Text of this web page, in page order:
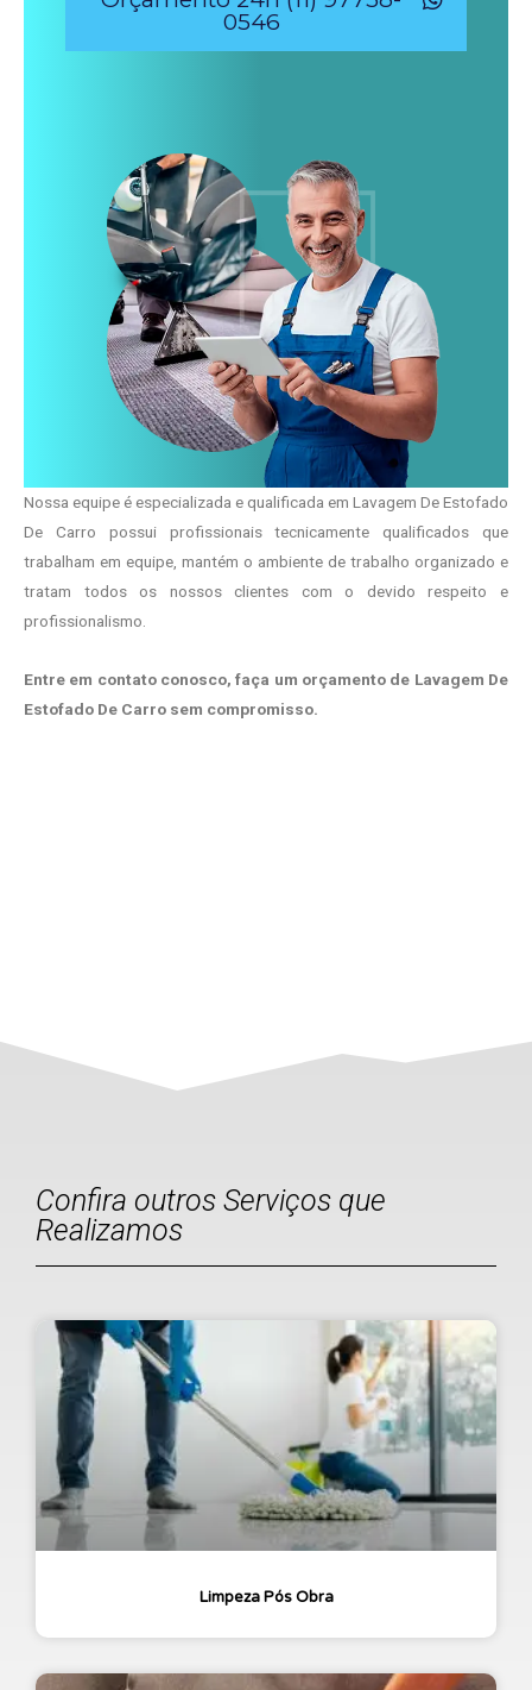
0546
Nossa equipe é especializada e qualificada em Lavagem De Estofado
De Carro possui profissionais tecnicamente qualificados que
trabalham em equipe, mantém o ambiente de trabalho organizado e
tratam todos os nossos clientes com o devido respeito e
profissionalismo.
Entre em contato conosco, faça um orçamento de Lavagem De
Estofado De Carro sem compromisso.
Confira outros Serviços que
Realizamos
Limpeza Pós Obra